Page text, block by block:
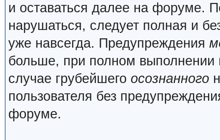
и оставаться далее на форуме.
нарушаться, следует полная и
уже навсегда. Предупреждения
больше, при полном
случае грубейшего осознанного
пользователя без
форуме.